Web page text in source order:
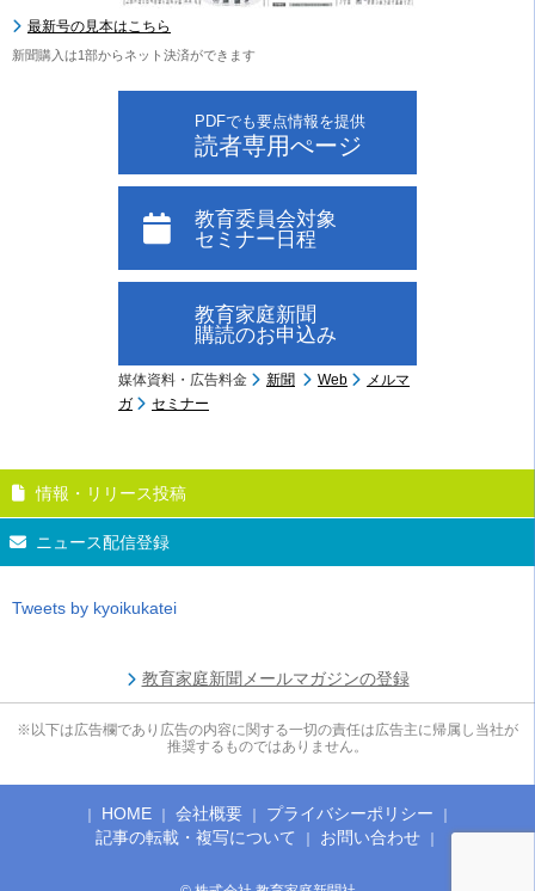
最新号の見本はこちら
新聞購入は1部からネット決済ができます
PDFでも要点情報を提供
読者専用ぺージ
教育委員会対象
セミナー日程
教育家庭新聞
購読のお申込み
媒体資料・広告料金 新聞 Web
メルマ
ガ
セミナー
情報・リリース投稿
ニュース配信登録
Tweets by kyoikukatei
教育家庭新聞メールマガジンの登録
※以下は広告欄であり広告の内容に関する一切の責任は広告主に帰属し当社が
推奨するものではありません。
HOME 会社概要
プライバシーポリシー
記事の転載・複写について
お問い合わせ